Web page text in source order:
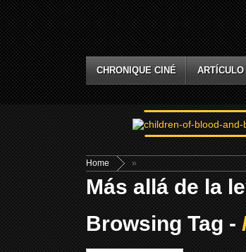
CHRONIQUE CINÉ
Home »
Más allá de la
Browsing Tag -